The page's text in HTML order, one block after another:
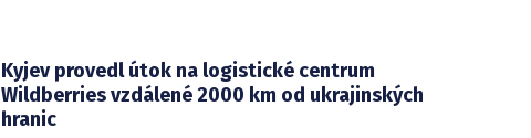
přicházejí v době, kdy Moskva čelí rostoucímu tlaku kvůli
situaci na ukrajinské frontě. Masivní škody, které ukrajinské
drony způsobují ruskému zázemí, totiž Kreml zahnaly do
kouta.
Kyjev provedl útok na logistické centrum
Wildberries vzdálené 2000 km od ukrajinských
hranic